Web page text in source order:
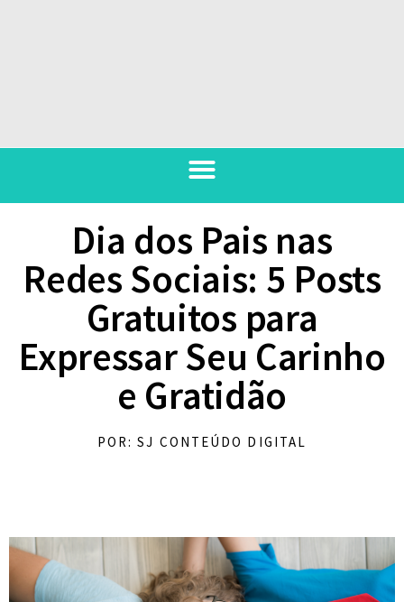
Dia dos Pais nas
Redes Sociais: 5 Posts
Gratuitos para
Expressar Seu Carinho
e Gratidão
POR: SJ CONTEÚDO DIGITAL